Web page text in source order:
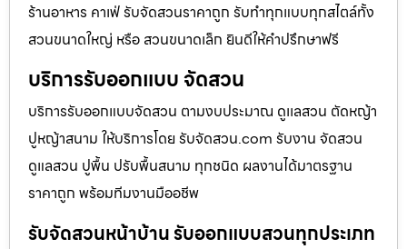
ร้านอาหาร คาเฟ่ รับจัดสวนราคาถูก รับทำทุกแบบทุกสไตล์ทั้ง
สวนขนาดใหญ่ หรือ สวนขนาดเล็ก ยินดีให้คำปรึกษาฟรี
บริการรับออกแบบ จัดสวน
บริการรับออกแบบจัดสวน ตามงบประมาณ ดูเเลสวน ตัดหญ้า
ปูหญ้าสนาม ให้บริการโดย รับจัดสวน.com รับงาน จัดสวน
ดูแลสวน ปูพื้น ปรับพื้นสนาม ทุกชนิด ผลงานได้มาตรฐาน
ราคาถูก พร้อมทีมงานมืออชีพ
รับจัดสวนหน้าบ้าน รับออกแบบสวนทุกประเภท